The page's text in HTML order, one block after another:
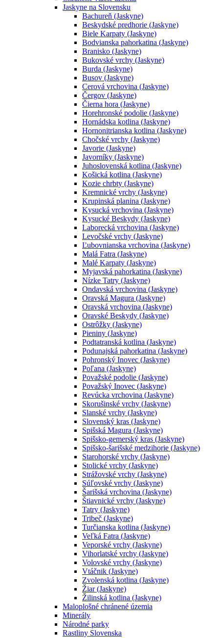
Jaskyne na Slovensku
Bachureň (Jaskyne)
Beskydské predhorie (Jaskyne)
Biele Karpaty (Jaskyne)
Bodvianska pahorkatina (Jaskyne)
Branisko (Jaskyne)
Bukovské vrchy (Jaskyne)
Burda (Jaskyne)
Busov (Jaskyne)
Cerová vrchovina (Jaskyne)
Čergov (Jaskyne)
Čierna hora (Jaskyne)
Horehronské podolie (Jaskyne)
Hornádska kotlina (Jaskyne)
Hornonitrianska kotlina (Jaskyne)
Chočské vrchy (Jaskyne)
Javorie (Jaskyne)
Javorníky (Jaskyne)
Juhoslovenská kotlina (Jaskyne)
Košická kotlina (Jaskyne)
Kozie chrbty (Jaskyne)
Kremnické vrchy (Jaskyne)
Krupinská planina (Jaskyne)
Kysucká vrchovina (Jaskyne)
Kysucké Beskydy (Jaskyne)
Laborecká vrchovina (Jaskyne)
Levočské vrchy (Jaskyne)
Ľubovnianska vrchovina (Jaskyne)
Malá Fatra (Jaskyne)
Malé Karpaty (Jaskyne)
Myjavská pahorkatina (Jaskyne)
Nízke Tatry (Jaskyne)
Ondavská vrchovina (Jaskyne)
Oravská Magura (Jaskyne)
Oravská vrchovina (Jaskyne)
Oravské Beskydy (Jaskyne)
Ostrôžky (Jaskyne)
Pieniny (Jaskyne)
Podtatranská kotlina (Jaskyne)
Podunajská pahorkatina (Jaskyne)
Pohronský Inovec (Jaskyne)
Poľana (Jaskyne)
Považské podolie (Jaskyne)
Považský Inovec (Jaskyne)
Revúcka vrchovina (Jaskyne)
Skorušinské vrchy (Jaskyne)
Slanské vrchy (Jaskyne)
Slovenský kras (Jaskyne)
Spišská Magura (Jaskyne)
Spišsko-gemerský kras (Jaskyne)
Spišsko-šarišské medzihorie (Jaskyne)
Starohorské vrchy (Jaskyne)
Stolické vrchy (Jaskyne)
Strážovské vrchy (Jaskyne)
Súľovské vrchy (Jaskyne)
Šarišská vrchovina (Jaskyne)
Štiavnické vrchy (Jaskyne)
Tatry (Jaskyne)
Tribeč (Jaskyne)
Turčianska kotlina (Jaskyne)
Veľká Fatra (Jaskyne)
Veporské vrchy (Jaskyne)
Vihorlatské vrchy (Jaskyne)
Volovské vrchy (Jaskyne)
Vtáčnik (Jaskyne)
Zvolenská kotlina (Jaskyne)
Žiar (Jaskyne)
Žilinská kotlina (Jaskyne)
Maloplošné chránené územia
Minerály
Národné parky
Rastliny Slovenska